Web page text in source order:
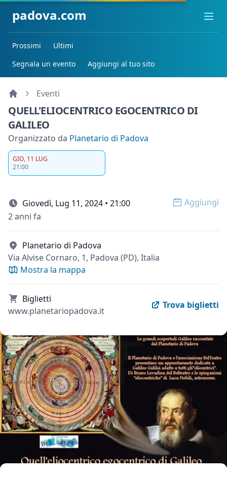
padova.com
Prossimi
Ultimi
Segnala un evento
Aggiungi al tuo sito
Eventi
QUELL'ELIOCENTRICO EGOCENTRICO DI
GALILEO
Organizzato da Planetario di Padova
GIO, 11 LUG
21:00
Giovedì, Lug 11, 2024 • 21:00 Open
Aggiungi
2 anni fa
Planetario di Padova
Via Alvise Cornaro, 1, Padova (PD), Italia
Mostra la mappa
Biglietti
www.planetariopadova.it
Trova biglietti